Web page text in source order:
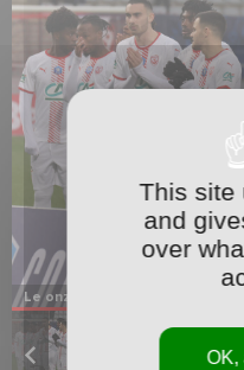
Le onze nancéien.
17
This site
and
over
OK,